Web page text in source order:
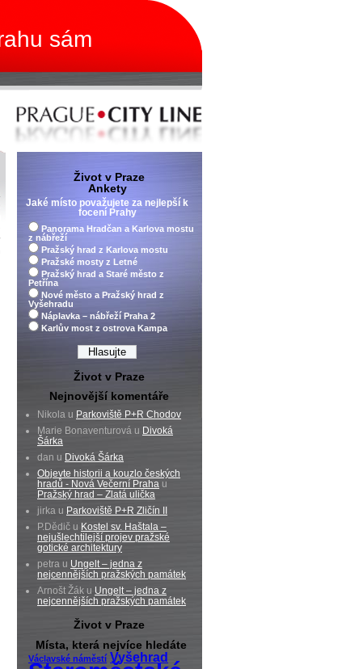
sám
Život v Praze
Ankety
Jaké místo považujete za nejlepší k
focení Prahy
Panorama Hradčan a Karlova mostu
z nábřeží
Pražský hrad z Karlova mostu
Pražské mosty z Letné
Pražský hrad a Staré město z
Petřína
Nové město a Pražský hrad z
Vyšehradu
Náplavka – nábřeží Praha 2
Karlův most z ostrova Kampa
Život v Praze
Nejnovější komentáře
Nikola u Parkoviště P+R Chodov
Marie Bonaventurová u Divoká
Šárka
dan u Divoká Šárka
Objevte historii a kouzlo českých
hradů - Nová Večerní Praha u
Pražský hrad – Zlatá ulička
jirka u Parkoviště P+R Zličín II
P.Dědič u Kostel sv. Haštala –
nejušlechtilejší projev pražské
gotické architektury
petra u Ungelt – jedna z
nejcennějších pražských památek
Arnošt Žák u Ungelt – jedna z
nejcennějších pražských památek
Život v Praze
Místa, která nejvíce hledáte
Václavské náměstí Vyšehrad